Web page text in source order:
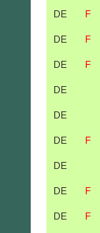
DE F
DE F
DE F
DE
DE
DE F
DE
DE F
DE F